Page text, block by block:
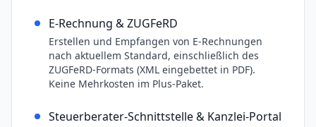
E-Rechnung & ZUGFeRD
Erstellen und Empfangen von E-Rechnungen
nach aktuellem Standard, einschließlich des
ZUGFeRD-Formats (XML eingebettet in PDF).
Keine Mehrkosten im Plus-Paket.
Steuerberater-Schnittstelle & Kanzlei-Portal